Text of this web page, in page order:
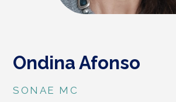
Ondina Afonso
SONAE MC